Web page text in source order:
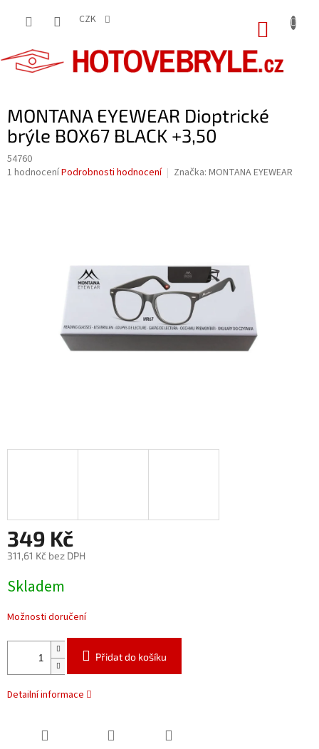
CZK
MONTANA EYEWEAR Dioptrické
brýle BOX67 BLACK +3,50
54760
Průměrné
1 hodnoceníPodrobnosti hodnocení Značka: MONTANA EYEWEAR
349 Kč
311,61 Kč bez DPH
cena:
Skladem
Možnosti doručení
Přidat do košíku
Detailní informace